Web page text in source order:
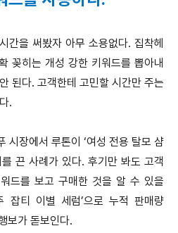
간을 써봤자 아무 소용없다. 집착헤
꽂히는 개성 강한 키워드를 뽑아내
된다. 고객한테 고민할 시간만 주는
.
시장에서 루톤이 ‘여성 전용 탈모 샴
끈 사례가 있다. 후기만 봐도 고객
드를 보고 구매한 것을 알 수 있을
잡티 이별 세럼’으로 누적 판매량
보가 돋보인다.